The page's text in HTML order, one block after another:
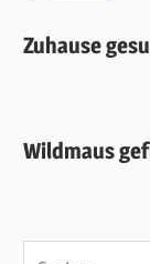
Zuhause
Wildmaus